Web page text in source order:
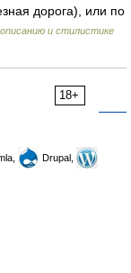
дорога), или по
и стилистике
18+
Drupal,